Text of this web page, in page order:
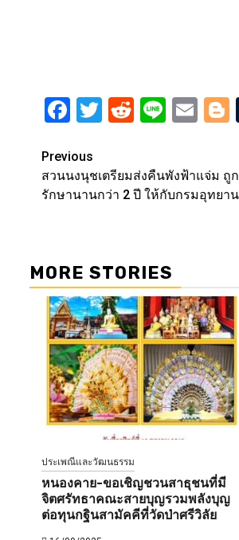
Facebook
Twitter
Reddit
Line
Post
navigation
Previous
สวนนงนุชเตรียมส่งคืนพังฟ้าแจ่ม ถู
รักษานานกว่า 2 ปี ให้กับกรมอุทยา
MORE STORIES
ประเพณีและวัฒนธรรม
หนองคาย-ขอเชิญชวนสาธุชนที่มี
จิตศรัทธาคณะสายบุญรวมพลังบุญ
ต่อทุนกฐินสามัคคีที่วัดป่าศรีวิลัย